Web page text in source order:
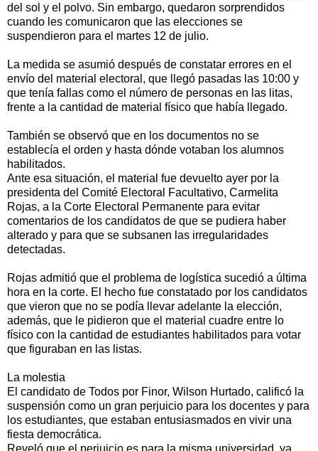
del sol y el polvo. Sin embargo, quedaron sorprendidos
cuando les comunicaron que las elecciones se
suspendieron para el martes 12 de julio.
La medida se asumió después de constatar errores en el
envío del material electoral, que llegó pasadas las 10:00 y
que tenía fallas como el número de personas en las litas,
frente a la cantidad de material físico que había llegado.
También se observó que en los documentos no se
establecía el orden y hasta dónde votaban los alumnos
habilitados.
Ante esa situación, el material fue devuelto ayer por la
presidenta del Comité Electoral Facultativo, Carmelita
Rojas, a la Corte Electoral Permanente para evitar
comentarios de los candidatos de que se pudiera haber
alterado y para que se subsanen las irregularidades
detectadas.
Rojas admitió que el problema de logística sucedió a última
hora en la corte. El hecho fue constatado por los candidatos
que vieron que no se podía llevar adelante la elección,
además, que le pidieron que el material cuadre entre lo
físico con la cantidad de estudiantes habilitados para votar
que figuraban en las listas.
La molestia
El candidato de Todos por Finor, Wilson Hurtado, calificó la
suspensión como un gran perjuicio para los docentes y para
los estudiantes, que estaban entusiasmados en vivir una
fiesta democrática.
Reveló que el perjuicio es para la misma universidad, ya